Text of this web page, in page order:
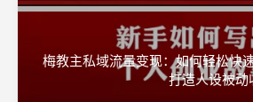
梅教主私域流量变现：如何轻松快
打造人设被动